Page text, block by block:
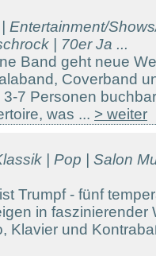
Entertainment/
| 70er Ja ...
Band geht neue
Coverband
7 Personen
was ... > weiter
| Pop | Salon
Trumpf - fünf
in faszinierender
Klavier und